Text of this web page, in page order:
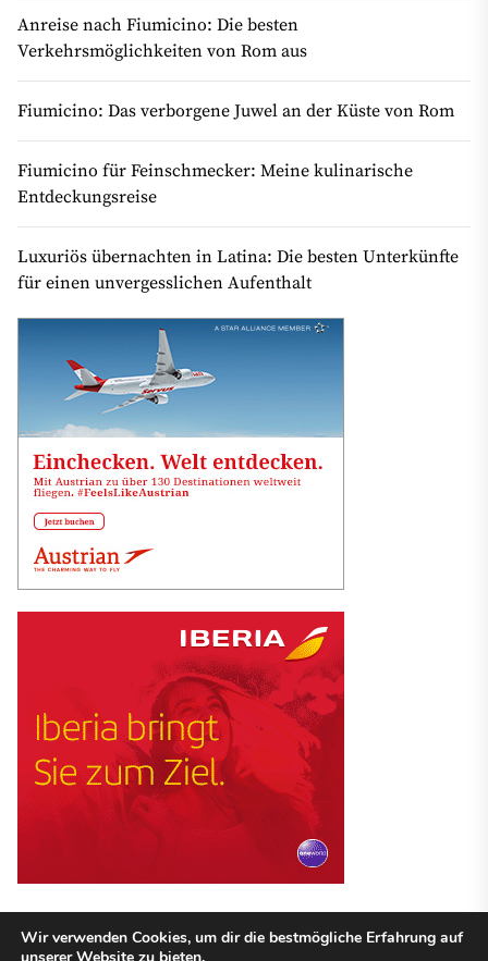
Anreise nach Fiumicino: Die besten
Verkehrsmöglichkeiten von Rom aus
Fiumicino: Das verborgene Juwel an der Küste von Rom
Fiumicino für Feinschmecker: Meine kulinarische
Entdeckungsreise
Luxuriös übernachten in Latina: Die besten Unterkünfte
für einen unvergesslichen Aufenthalt
Wir verwenden Cookies, um dir die bestmögliche Erfahrung auf